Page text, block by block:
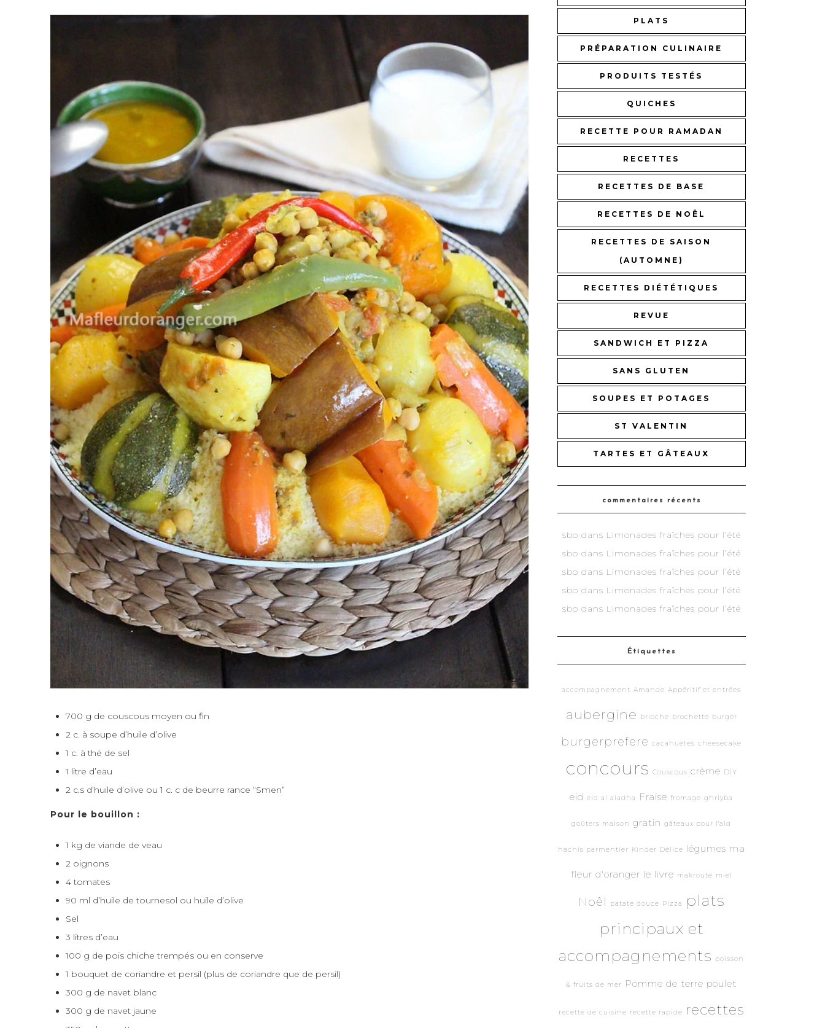
700 g de couscous moyen ou fin
2 c. à soupe d’huile d’olive
1 c. à thé de sel
1 litre d’eau
2 c.s d’huile d’olive ou 1 c. c de beurre rance “Smen”
Pour le bouillon :
1 kg de viande de veau
2 oignons
4 tomates
90 ml d’huile de tournesol ou huile d’olive
Sel
3 litres d’eau
100 g de pois chiche trempés ou en conserve
1 bouquet de coriandre et persil (plus de coriandre que de persil)
300 g de navet blanc
300 g de navet jaune
PLATS
PRÉPARATION CULINAIRE
PRODUITS TESTÉS
QUICHES
RECETTE POUR RAMADAN
RECETTES
RECETTES DE BASE
RECETTES DE NOËL
RECETTES DE SAISON
(AUTOMNE)
RECETTES DIÉTÉTIQUES
REVUE
SANDWICH ET PIZZA
SANS GLUTEN
SOUPES ET POTAGES
ST VALENTIN
TARTES ET GÂTEAUX
commentaires récents
sbo dans Limonades fraîches pour l’été
sbo dans Limonades fraîches pour l’été
sbo dans Limonades fraîches pour l’été
sbo dans Limonades fraîches pour l’été
sbo dans Limonades fraîches pour l’été
Étiquettes
accompagnement Amande Appéritif et entrées
aubergine brioche brochette burger
burgerprefere cacahuètes cheesecake
concours Couscous crème DIY
eid eid al aladha Fraise fromage ghriyba
goûters maison gratin gâteaux pour l'aid
hachis parmentier Kinder Délice légumes ma
fleur d'oranger le livre makroute miel
Noêl patate douce Pizza
plats
principaux et
accompagnements
poisson
& fruits de mer Pomme de terre poulet
recette de cuisine recette rapide recettes